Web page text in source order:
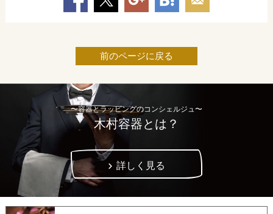
前のページに戻る
〜容器とラッピングのコンシェルジュ〜
木村容器とは？
詳しく見る